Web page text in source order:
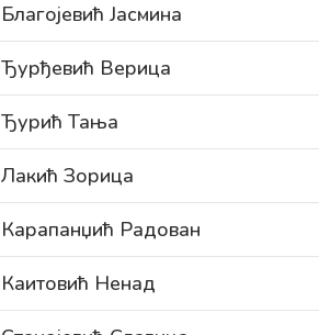
Благојевић Јасмина
Ђурђевић Верица
Ђурић Тања
Лакић Зорица
Карапанџић Радован
Каитовић Ненад